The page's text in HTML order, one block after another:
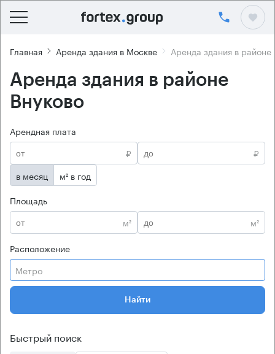
Главная Аренда здания в Москве Аренда здания в районе
Аренда здания в районе
Внуково
Арендная плата
₽
₽
в месяц
м² в год
Площадь
м²
м²
Расположение
Метро
Найти
Быстрый поиск